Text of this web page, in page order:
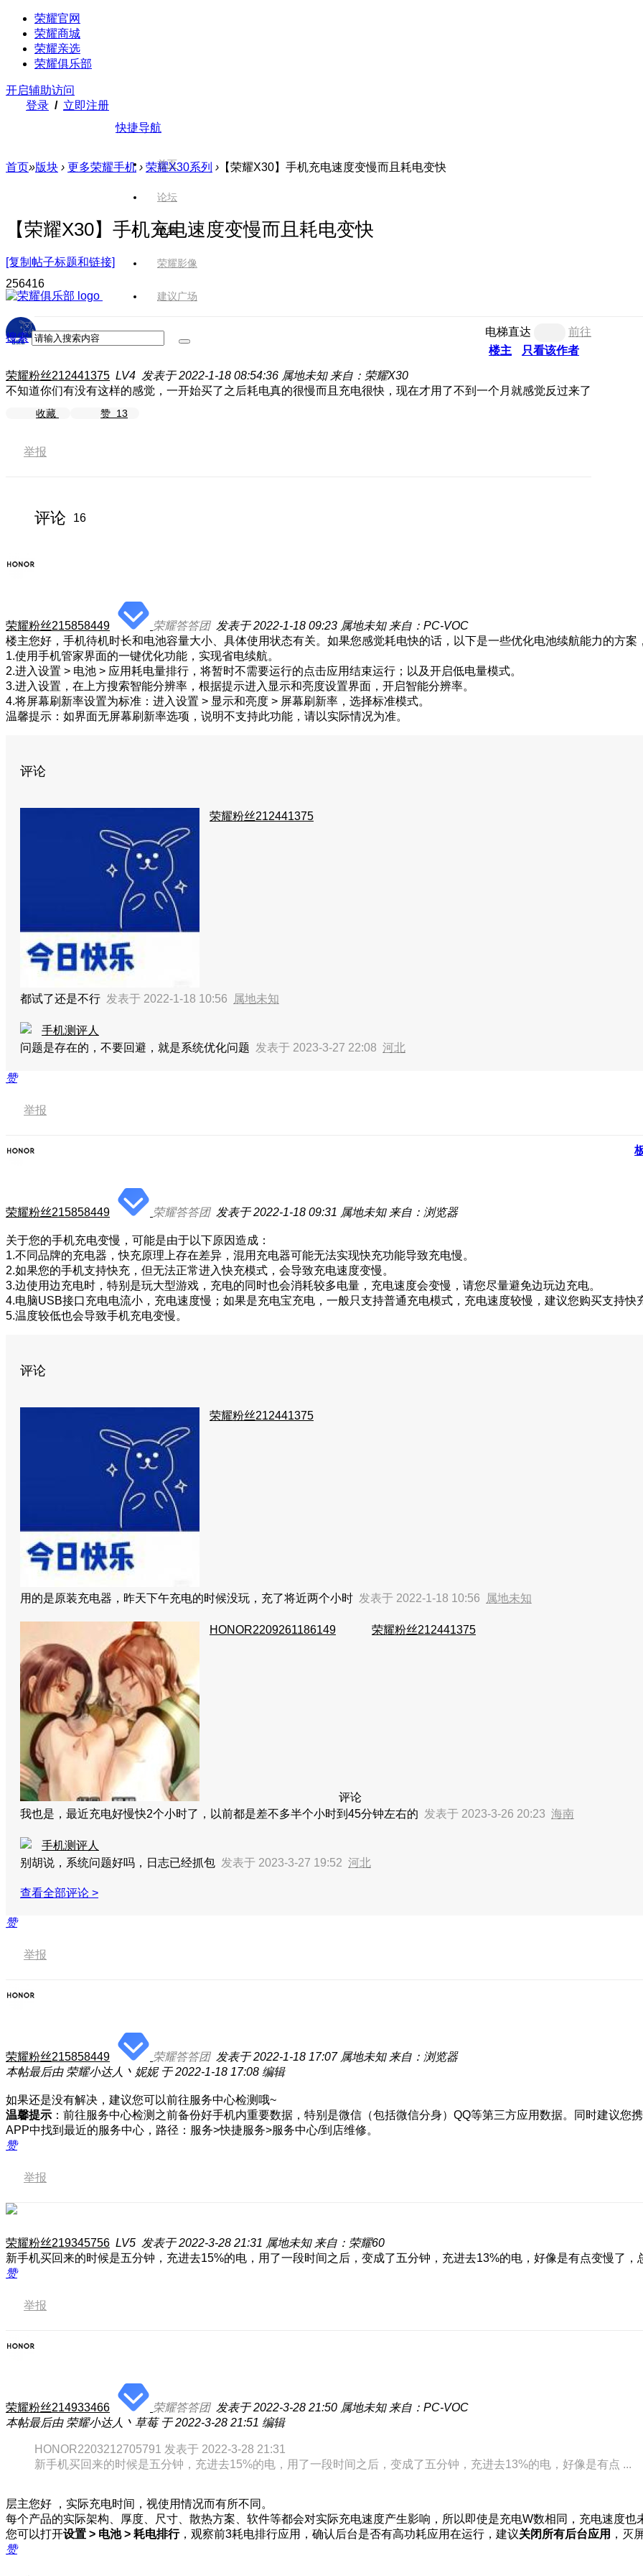
荣耀官网
荣耀商城
荣耀亲选
荣耀俱乐部
开启辅助访问
登录 / 立即注册
快捷导航
首页
论坛
版块
荣耀影像
建议广场
搜索
首页»版块 › 更多荣耀手机 › 荣耀X30系列 › 【荣耀X30】手机充电速度变慢而且耗电变快
【荣耀X30】手机充电速度变慢而且耗电变快
[复制帖子标题和链接]
256416
电梯直达
前往
楼主
只看该作者
荣耀粉丝212441375 LV4 发表于 2022-1-18 08:54:36 属地未知 来自：荣耀X30
不知道你们有没有这样的感觉，一开始买了之后耗电真的很慢而且充电很快，现在才用了不到一个月就感觉反过来了
收藏 赞 13
举报
评论 16
荣耀粉丝215858449 荣耀答答团 发表于 2022-1-18 09:23 属地未知 来自：PC-VOC
楼主您好，手机待机时长和电池容量大小、具体使用状态有关。如果您感觉耗电快的话，以下是一些优化电池续航能力的方案
1.使用手机管家界面的一键优化功能，实现省电续航。
2.进入设置 > 电池 > 应用耗电量排行，将暂时不需要运行的点击应用结束运行；以及开启低电量模式。
3.进入设置，在上方搜索智能分辨率，根据提示进入显示和亮度设置界面，开启智能分辨率。
4.将屏幕刷新率设置为标准：进入设置 > 显示和亮度 > 屏幕刷新率，选择标准模式。
温馨提示：如界面无屏幕刷新率选项，说明不支持此功能，请以实际情况为准。
评论
荣耀粉丝212441375
都试了还是不行 发表于 2022-1-18 10:56 属地未知
手机测评人
问题是存在的，不要回避，就是系统优化问题 发表于 2023-3-27 22:08 河北
赞
举报
荣耀粉丝215858449 荣耀答答团 发表于 2022-1-18 09:31 属地未知 来自：浏览器
关于您的手机充电变慢，可能是由于以下原因造成：
1.不同品牌的充电器，快充原理上存在差异，混用充电器可能无法实现快充功能导致充电慢。
2.如果您的手机支持快充，但无法正常进入快充模式，会导致充电速度变慢。
3.边使用边充电时，特别是玩大型游戏，充电的同时也会消耗较多电量，充电速度会变慢，请您尽量避免边玩边充电。
4.电脑USB接口充电电流小，充电速度慢；如果是充电宝充电，一般只支持普通充电模式，充电速度较慢，建议您购买支持快
5.温度较低也会导致手机充电变慢。
评论
荣耀粉丝212441375
用的是原装充电器，昨天下午充电的时候没玩，充了将近两个小时 发表于 2022-1-18 10:56 属地未知
HONOR2209261186149
评论
荣耀粉丝212441375
我也是，最近充电好慢快2个小时了，以前都是差不多半个小时到45分钟左右的 发表于 2023-3-26 20:23 海南
手机测评人
别胡说，系统问题好吗，日志已经抓包 发表于 2023-3-27 19:52 河北
查看全部评论 >
赞
举报
荣耀粉丝215858449 荣耀答答团 发表于 2022-1-18 17:07 属地未知 来自：浏览器
本帖最后由 荣耀小达人丶妮妮 于 2022-1-18 17:08 编辑
如果还是没有解决，建议您可以前往服务中心检测哦~
温馨提示 ：前往服务中心检测之前备份好手机内重要数据，特别是微信（包括微信分身）QQ等第三方应用数据。同时建议您
APP中找到最近的服务中心，路径：服务>快捷服务>服务中心/到店维修。
赞
举报
荣耀粉丝219345756 LV5 发表于 2022-3-28 21:31 属地未知 来自：荣耀60
新手机买回来的时候是五分钟，充进去15%的电，用了一段时间之后，变成了五分钟，充进去13%的电，好像是有点变慢了，
赞
举报
荣耀粉丝214933466 荣耀答答团 发表于 2022-3-28 21:50 属地未知 来自：PC-VOC
本帖最后由 荣耀小达人丶草莓 于 2022-3-28 21:51 编辑
HONOR2203212705791 发表于 2022-3-28 21:31
新手机买回来的时候是五分钟，充进去15%的电，用了一段时间之后，变成了五分钟，充进去13%的电，好像是有点 ...
层主您好 ，实际充电时间，视使用情况而有所不同。
每个产品的实际架构、厚度、尺寸、散热方案、软件等都会对实际充电速度产生影响，所以即使是充电W数相同，充电速度也
您可以打开设置 > 电池 > 耗电排行，观察前3耗电排行应用，确认后台是否有高功耗应用在运行，建议关闭所有后台应用 ，灭
赞